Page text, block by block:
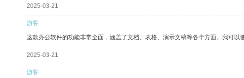
2025-03-21
游客
这款办公软件的功能非常全面，涵盖了文档、表格、演示文稿等各个方面。我可以
2025-03-21
游客